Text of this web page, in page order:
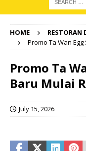
HOME RESTORAN
Promo Ta Wan
Promo Ta
Baru Mulai
July 15, 2026